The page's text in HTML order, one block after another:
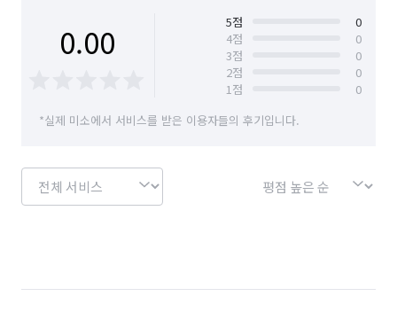
서울 성북구
서울 송파구 서울 영등포구
서울 종로구
서울 중구 서울 중랑구
0.00 5점
0
4점
0
3점
0
2점
0
1점
0
*실제 미소에서 서비스를 받은 이용자들의 후기입니다.